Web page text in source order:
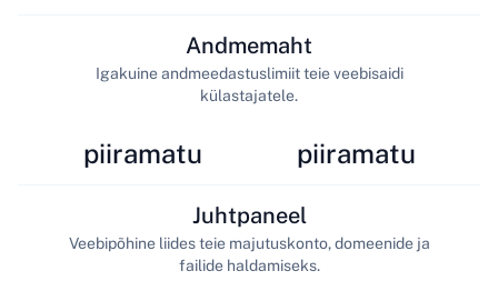
piiramatu
Andmemaht
Igakuine andmeedastuslimiit teie veebisaidi
külastajatele.
piiramatu
Juhtpaneel
Veebipõhine liides teie majutuskonto, domeenide ja
failide haldamiseks.